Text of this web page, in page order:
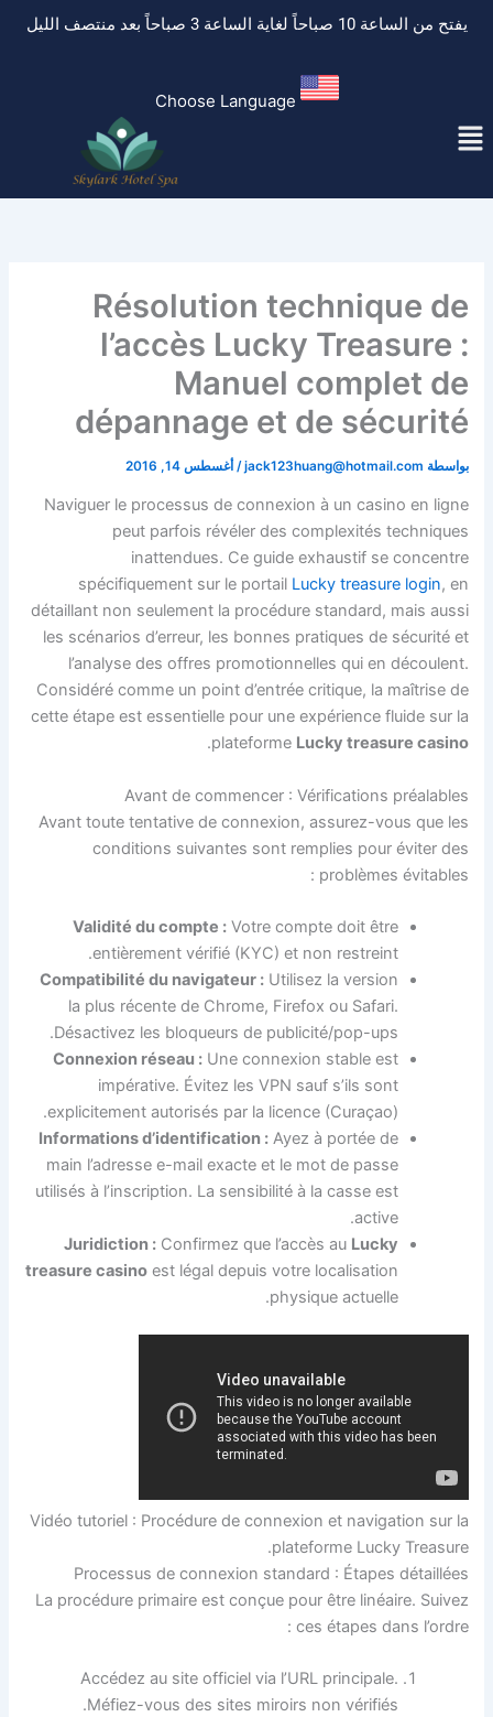
يفتح من الساعة 10 صباحاً لغاية الساعة 3 صباحاً بعد منتصف الليل
القائمة
Résolution technique de
l’accès Lucky Treasure :
Manuel complet de
dépannage et de sécurité
بواسطة jack123huang@hotmail.com
/أغسطس 14, 2016
Naviguer le processus de connexion à un casino en ligne
peut parfois révéler des complexités techniques
inattendues. Ce guide exhaustif se concentre
spécifiquement sur le portail Lucky treasure login, en
détaillant non seulement la procédure standard, mais aussi
les scénarios d’erreur, les bonnes pratiques de sécurité et
l’analyse des offres promotionnelles qui en découlent.
Considéré comme un point d’entrée critique, la maîtrise de
cette étape est essentielle pour une expérience fluide sur la
plateforme Lucky treasure casino
.
Avant de commencer : Vérifications préalables
Avant toute tentative de connexion, assurez-vous que les
conditions suivantes sont remplies pour éviter des
problèmes évitables :
Validité du compte :Votre compte doit être
entièrement vérifié (KYC) et non restreint.
Compatibilité du navigateur :Utilisez la version
la plus récente de Chrome, Firefox ou Safari.
Désactivez les bloqueurs de publicité/pop-ups.
Connexion réseau :Une connexion stable est
impérative. Évitez les VPN sauf s’ils sont
explicitement autorisés par la licence (Curaçao).
Informations d’identification :Ayez à portée de
main l’adresse e-mail exacte et le mot de passe
utilisés à l’inscription. La sensibilité à la casse est
active.
Juridiction :Confirmez que l’accès au Lucky
treasure casinoest légal depuis votre localisation
physique actuelle.
Vidéo tutoriel : Procédure de connexion et navigation sur la
plateforme Lucky Treasure.
Processus de connexion standard : Étapes détaillées
La procédure primaire est conçue pour être linéaire. Suivez
ces étapes dans l’ordre :
Accédez au site officiel via l’URL principale.
Méfiez-vous des sites miroirs non vérifiés.